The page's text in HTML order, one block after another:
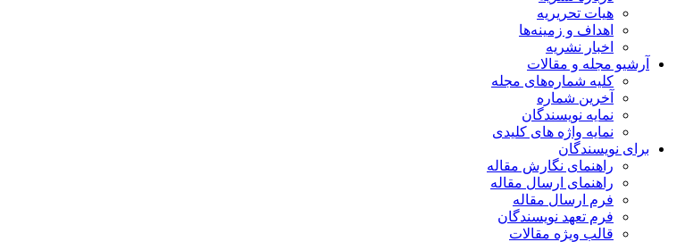
هیات تحریریه
اهداف و زمینه‌ها
اخبار نشریه
آرشیو مجله و مقالات
کلیه شماره‌های مجله
آخرین شماره
نمایه نویسندگان
نمایه واژه های کلیدی
برای نویسندگان
راهنمای نگارش مقاله
راهنمای ارسال مقاله
فرم ارسال مقاله
فرم تعهد نویسندگان
قالب ویژه مقالات